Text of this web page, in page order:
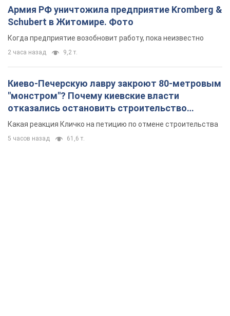
отказались остановить строительство
небоскреба "московского верующего"
Какая реакция Кличко на петицию по отмене строительства
5 часов назад 61,6 т.